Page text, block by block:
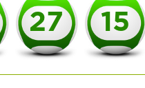
27 15